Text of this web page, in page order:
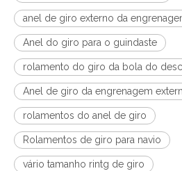
anel de giro externo da
Anel do giro para o guindaste
rolamento do giro da bola do
Anel de giro da engrenagem
rolamentos do anel de giro
Rolamentos de giro para navio
vário tamanho rintg de giro